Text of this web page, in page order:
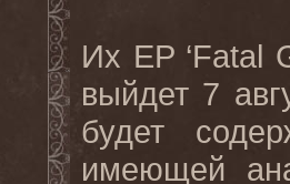
Их EP ‘Fatal
выйдет 7
будет
имеющей